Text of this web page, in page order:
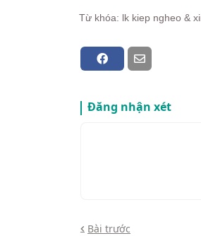
Từ khóa: lk kiep ngheo &
Đăng nhận xét
Bài trước